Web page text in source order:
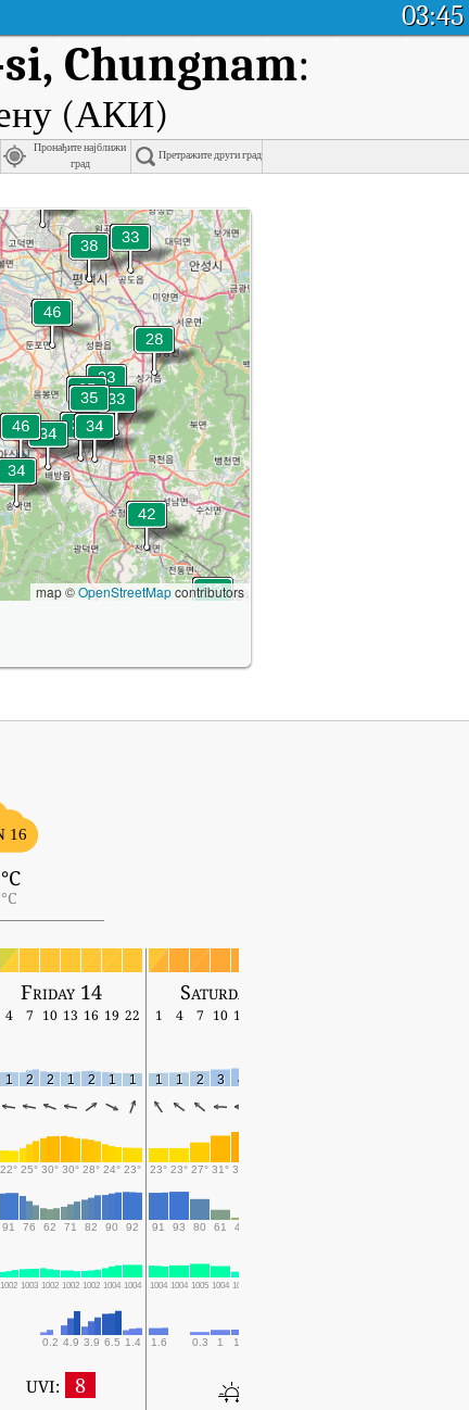
03:45
Chungnam:
(АКИ)
Пронађите најближи
град
Претражите други град
у реалном времену.
map ©OpenStreetMapcontributors
16
Friday 14 Saturday 15
4 7 10 13 16 19 22 1 4 7 10 13
1 2 2 1 2 1 1 1 1 2 3 4
22° 25° 30° 30° 28° 24° 23° 23° 23° 27° 31° 33°
91 76 62 71 82 90 92 91 93 80 61 47
1002 1003 1002 1002 1002 1004 1004 1004 1004 1005 1004 1001
0.2 4.9 3.9 6.5 1.4 1.6 0.3 1 1.1
UVI: 8